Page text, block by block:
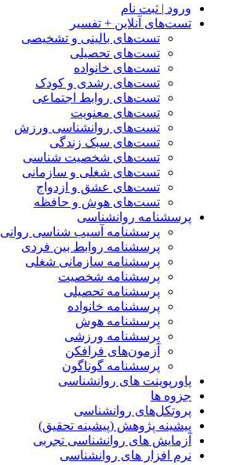
ورود | ثبت نام
تست‌های آنلاین + تفسیر
تست‌های بالینی و تشخیصی
تست‌های تحصیلی
تست‌های خانواده
تست‌های رشدی و کودک
تست‌های روابط اجتماعی
تست‌های معنویت
تست‌های روانشناسی ورزش
تست‌های سبک زندگی
تست‌های شخصیت شناسی
تست‌های شغلی و سازمانی
تست‌های عشق و ازدواج
تست‌های هوش و حافظه
پرسشنامه روانشناسی
پرسشنامه آسیب شناسی روانی
پرسشنامه روابط بین فردی
پرسشنامه سازمانی شغلی
پرسشنامه شخصیت
پرسشنامه تحصیلی
پرسشنامه خانواده
پرسشنامه هوش
پرسشنامه ورزشی
آزمون‌های فرافکن
پرسشنامه گوناگون
پاورپوینت های روانشناسی
جزوه ها
پروتکل‌های روانشناسی
پیشینه پژوهش (پیشینه تحقیق)
آزمایش های روانشناسی تجربی
نرم افزار های روانشناسی